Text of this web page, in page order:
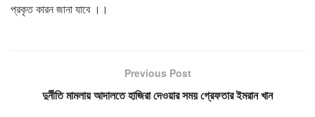
প্রকৃত কারন জানা যাবে ।।
Previous Post
দুর্নীতি মামলায় আদালতে হাজিরা দেওয়ার সময় গ্রেফতার ইমরান খান